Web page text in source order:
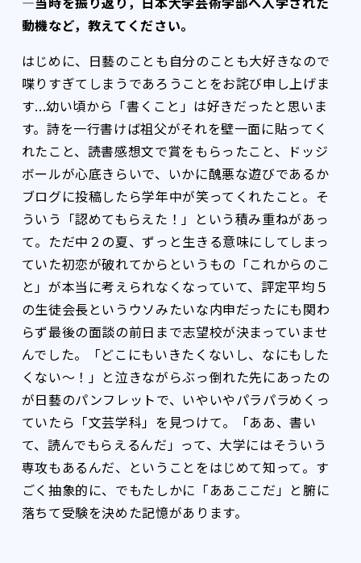
動機など，教えてください。
はじめに、日藝のことも自分のことも大好きなので
喋りすぎてしまうであろうことをお詫び申し上げま
す...幼い頃から「書くこと」は好きだったと思いま
す。詩を一行書けば祖父がそれを壁一面に貼ってく
れたこと、読書感想文で賞をもらったこと、ドッジ
ボールが心底きらいで、いかに醜悪な遊びであるか
ブログに投稿したら学年中が笑ってくれたこと。そ
ういう「認めてもらえた！」という積み重ねがあっ
て。ただ中２の夏、ずっと生きる意味にしてしまっ
ていた初恋が破れてからというもの「これからのこ
と」が本当に考えられなくなっていて、評定平均５
の生徒会長というウソみたいな内申だったにも関わ
らず最後の面談の前日まで志望校が決まっていませ
んでした。「どこにもいきたくないし、なにもした
くない〜！」と泣きながらぶっ倒れた先にあったの
が日藝のパンフレットで、いやいやパラパラめくっ
ていたら「文芸学科」を見つけて。「ああ、書い
て、読んでもらえるんだ」って、大学にはそういう
専攻もあるんだ、ということをはじめて知って。す
ごく抽象的に、でもたしかに「ああここだ」と腑に
落ちて受験を決めた記憶があります。